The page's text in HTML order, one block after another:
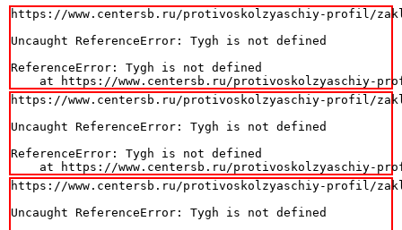
https://www.centersb.ru/protivoskolzyaschiy-profil/
Uncaught ReferenceError: Tygh is not defined
ReferenceError: Tygh is not defined
at https://www.centersb.ru/protivoskolzyaschiy-
https://www.centersb.ru/protivoskolzyaschiy-profil/
Uncaught ReferenceError: Tygh is not defined
ReferenceError: Tygh is not defined
at https://www.centersb.ru/protivoskolzyaschiy-
https://www.centersb.ru/protivoskolzyaschiy-profil/
Uncaught ReferenceError: Tygh is not defined